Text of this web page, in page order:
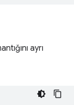
ayrı